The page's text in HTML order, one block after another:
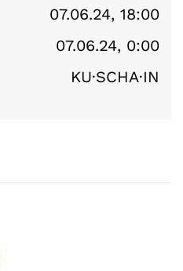
07.06.24, 18:00
07.06.24, 0:00
KU·SCHA·IN